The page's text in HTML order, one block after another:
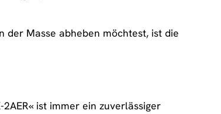
der Masse abheben möchtest, ist die
ist immer ein zuverlässiger